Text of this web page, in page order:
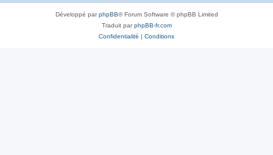
Développé parphpBB® Forum Software © phpBB Limited
Traduit parphpBB-fr.com
Confidentialité | Conditions